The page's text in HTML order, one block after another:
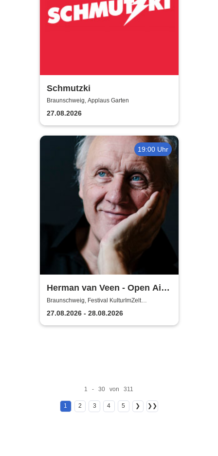
Schmutzki
Braunschweig, Applaus Garten
27.08.2026
19:00 Uhr
Herman van Veen - Open Air
2026
Braunschweig, Festival KulturImZelt
Braunschweig
27.08.2026 - 28.08.2026
1 - 30 von 311
1 2 3 4 5 ❯ ❯❯